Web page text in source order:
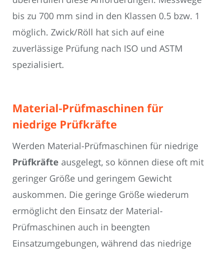
bis zu 700 mm sind in den Klassen 0.5 bzw. 1
möglich. Zwick/Röll hat sich auf eine
zuverlässige Prüfung nach ISO und ASTM
spezialisiert.
Material-Prüfmaschinen für
niedrige Prüfkräfte
Werden Material-Prüfmaschinen für niedrige
Prüfkräfte ausgelegt, so können diese oft mit
geringer Größe und geringem Gewicht
auskommen. Die geringe Größe wiederum
ermöglicht den Einsatz der Material-
Prüfmaschinen auch in beengten
Einsatzumgebungen, während das niedrige